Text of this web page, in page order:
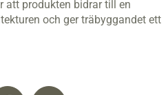
att produkten bidrar till en
och ger träbyggandet ett